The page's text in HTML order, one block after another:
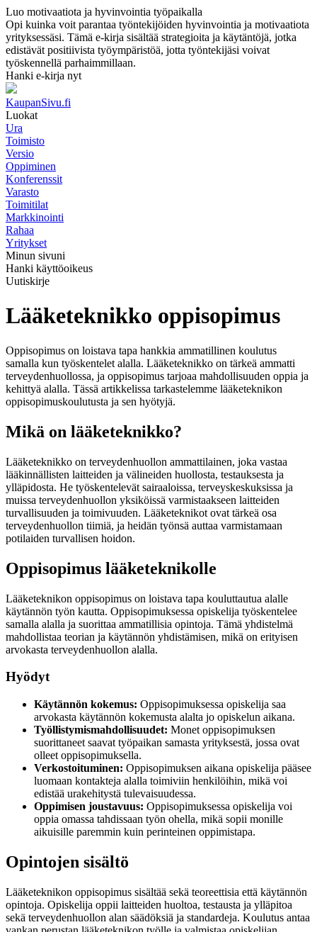
Luo motivaatiota ja hyvinvointia työpaikalla
Opi kuinka voit parantaa työntekijöiden hyvinvointia ja motivaatiota
yrityksessäsi. Tämä e-kirja sisältää strategioita ja käytäntöjä, jotka
edistävät positiivista työympäristöä, jotta työntekijäsi voivat
työskennellä parhaimmillaan.
Hanki e-kirja nyt
KaupanSivu.fi
Luokat
Ura
Toimisto
Versio
Oppiminen
Konferenssit
Varasto
Toimitilat
Markkinointi
Rahaa
Yritykset
Minun sivuni
Hanki käyttöoikeus
Uutiskirje
Lääketeknikko oppisopimus
Oppisopimus on loistava tapa hankkia ammatillinen koulutus
samalla kun työskentelet alalla. Lääketeknikko on tärkeä ammatti
terveydenhuollossa, ja oppisopimus tarjoaa mahdollisuuden oppia ja
kehittyä alalla. Tässä artikkelissa tarkastelemme lääketeknikon
oppisopimuskoulutusta ja sen hyötyjä.
Mikä on lääketeknikko?
Lääketeknikko on terveydenhuollon ammattilainen, joka vastaa
lääkinnällisten laitteiden ja välineiden huollosta, testauksesta ja
ylläpidosta. He työskentelevät sairaaloissa, terveyskeskuksissa ja
muissa terveydenhuollon yksiköissä varmistaakseen laitteiden
turvallisuuden ja toimivuuden. Lääketeknikot ovat tärkeä osa
terveydenhuollon tiimiä, ja heidän työnsä auttaa varmistamaan
potilaiden turvallisen hoidon.
Oppisopimus lääketeknikolle
Lääketeknikon oppisopimus on loistava tapa kouluttautua alalle
käytännön työn kautta. Oppisopimuksessa opiskelija työskentelee
samalla alalla ja suorittaa ammatillisia opintoja. Tämä yhdistelmä
mahdollistaa teorian ja käytännön yhdistämisen, mikä on erityisen
arvokasta terveydenhuollon alalla.
Hyödyt
Käytännön kokemus: Oppisopimuksessa opiskelija saa
arvokasta käytännön kokemusta alalta jo opiskelun aikana.
Työllistymismahdollisuudet: Monet oppisopimuksen
suorittaneet saavat työpaikan samasta yrityksestä, jossa ovat
olleet oppisopimuksella.
Verkostoituminen: Oppisopimuksen aikana opiskelija pääsee
luomaan kontakteja alalla toimiviin henkilöihin, mikä voi
edistää urakehitystä tulevaisuudessa.
Oppimisen joustavuus: Oppisopimuksessa opiskelija voi
oppia omassa tahdissaan työn ohella, mikä sopii monille
aikuisille paremmin kuin perinteinen oppimistapa.
Opintojen sisältö
Lääketeknikon oppisopimus sisältää sekä teoreettisia että käytännön
opintoja. Opiskelija oppii laitteiden huoltoa, testausta ja ylläpitoa
sekä terveydenhuollon alan säädöksiä ja standardeja. Koulutus antaa